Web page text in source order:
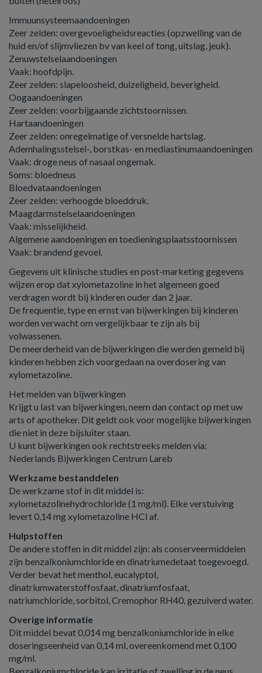
Immuunsysteemaandoeningen
Zeer zelden: overgevoeligheidsreacties (opzwelling van de
huid en/of slijmvliezen bv van keel of tong, uitslag, jeuk).
Zenuwstelselaandoeningen
Vaak: hoofdpijn.
Zeer zelden: slapeloosheid, duizeligheid, beverigheid.
Oogaandoeningen
Zeer zelden: voorbijgaande zichtstoornissen.
Hartaandoeningen
Zeer zelden: onregelmatige of versnelde hartslag.
Ademhalingsstelsel-, borstkas- en mediastinumaandoeningen
Vaak: droge neus of nasaal ongemak.
Soms: bloedneus
Bloedvataandoeningen
Zeer zelden: verhoogde bloeddruk.
Maagdarmstelselaandoeningen
Vaak: misselijkheid.
Algemene aandoeningen en toedieningsplaatsstoornissen
Vaak: brandend gevoel.
Gegevens uit klinische studies en post-marketing gegevens
wijzen erop dat xylometazoline in het algemeen goed
verdragen wordt bij kinderen ouder dan 2 jaar.
De frequentie, type en ernst van bijwerkingen bij kinderen
worden verwacht om vergelijkbaar te zijn als bij
volwassenen.
De meerderheid van de bijwerkingen die werden gemeld bij
kinderen hebben zich voorgedaan na overdosering van
xylometazoline.
Het melden van bijwerkingen
Krijgt u last van bijwerkingen, neem dan contact op met uw
arts of apotheker. Dit geldt ook voor mogelijke bijwerkingen
die niet in deze bijsluiter staan.
U kunt bijwerkingen ook rechtstreeks melden via:
Nederlands Bijwerkingen Centrum Lareb
Werkzame bestanddelen
De werkzame stof in dit middel is:
xylometazolinehydrochloride (1 mg/ml). Elke verstuiving
levert 0,14 mg xylometazoline HCl af.
Hulpstoffen
De andere stoffen in dit middel zijn: als conserveermiddelen
zijn benzalkoniumchloride en dinatriumedetaat toegevoegd.
Verder bevat het menthol, eucalyptol,
dinatriumwaterstoffosfaat, dinatriumfosfaat,
natriumchloride, sorbitol, Cremophor RH40, gezuiverd water.
Overige informatie
Dit middel bevat 0,014 mg benzalkoniumchloride in elke
doseringseenheid van 0,14 ml, overeenkomend met 0,100
mg/ml.